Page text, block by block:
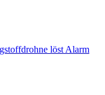
löst Alarm